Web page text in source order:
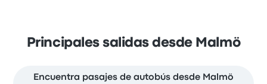
Principales salidas desde Malmö
Encuentra pasajes de autobús desde Malmö